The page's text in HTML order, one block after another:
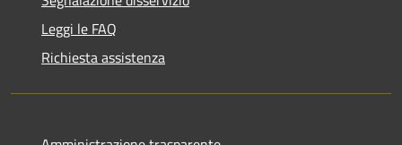
Leggi le FAQ
Richiesta assistenza